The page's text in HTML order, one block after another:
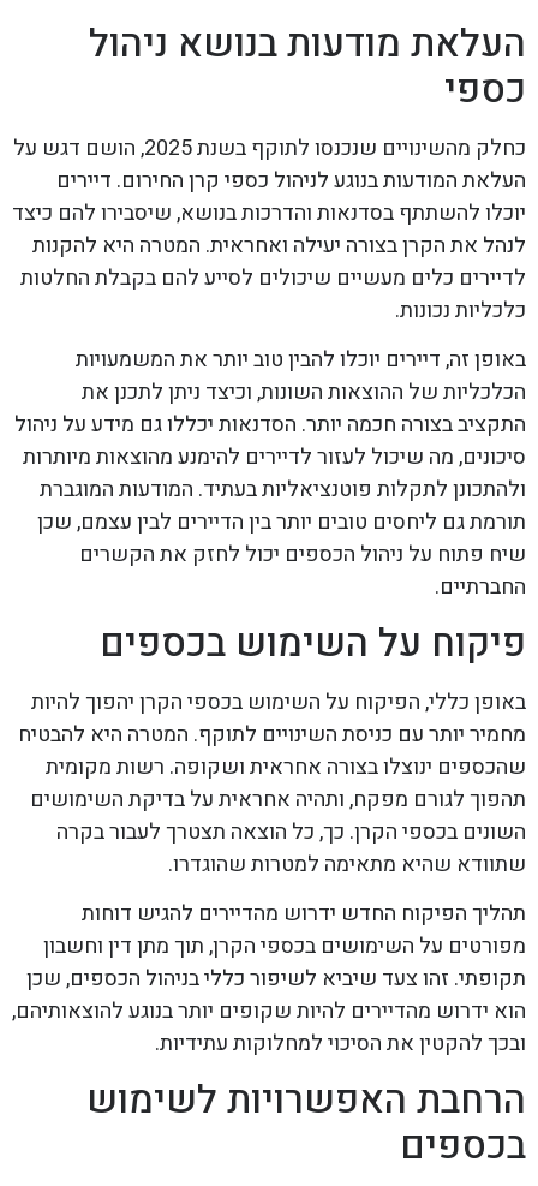
העלאת מודעות בנושא ניהול
כספי
כחלק מהשינויים שנכנסו לתוקף בשנת 2025, הושם דגש על
העלאת המודעות בנוגע לניהול כספי קרן החירום. דיירים
יוכלו להשתתף בסדנאות והדרכות בנושא, שיסבירו להם כיצד
לנהל את הקרן בצורה יעילה ואחראית. המטרה היא להקנות
לדיירים כלים מעשיים שיכולים לסייע להם בקבלת החלטות
כלכליות נכונות.
באופן זה, דיירים יוכלו להבין טוב יותר את המשמעויות
הכלכליות של ההוצאות השונות, וכיצד ניתן לתכנן את
התקציב בצורה חכמה יותר. הסדנאות יכללו גם מידע על ניהול
סיכונים, מה שיכול לעזור לדיירים להימנע מהוצאות מיותרות
ולהתכונן לתקלות פוטנציאליות בעתיד. המודעות המוגברת
תורמת גם ליחסים טובים יותר בין הדיירים לבין עצמם, שכן
שיח פתוח על ניהול הכספים יכול לחזק את הקשרים
החברתיים.
פיקוח על השימוש בכספים
באופן כללי, הפיקוח על השימוש בכספי הקרן יהפוך להיות
מחמיר יותר עם כניסת השינויים לתוקף. המטרה היא להבטיח
שהכספים ינוצלו בצורה אחראית ושקופה. רשות מקומית
תהפוך לגורם מפקח, ותהיה אחראית על בדיקת השימושים
השונים בכספי הקרן. כך, כל הוצאה תצטרך לעבור בקרה
שתוודא שהיא מתאימה למטרות שהוגדרו.
תהליך הפיקוח החדש ידרוש מהדיירים להגיש דוחות
מפורטים על השימושים בכספי הקרן, תוך מתן דין וחשבון
תקופתי. זהו צעד שיביא לשיפור כללי בניהול הכספים, שכן
הוא ידרוש מהדיירים להיות שקופים יותר בנוגע להוצאותיהם,
ובכך להקטין את הסיכוי למחלוקות עתידיות.
הרחבת האפשרויות לשימוש
בכספים